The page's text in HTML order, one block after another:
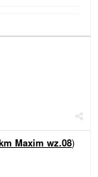
Maxim wz.08)